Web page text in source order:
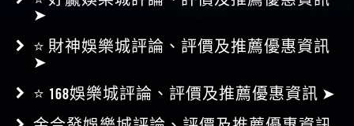
⭐ 財神娛樂城評論、評價及推薦優惠資訊
➤
⭐ 168娛樂城評論、評價及推薦優惠資訊 ➤
金合發娛樂城評論、評價及推薦優惠資訊